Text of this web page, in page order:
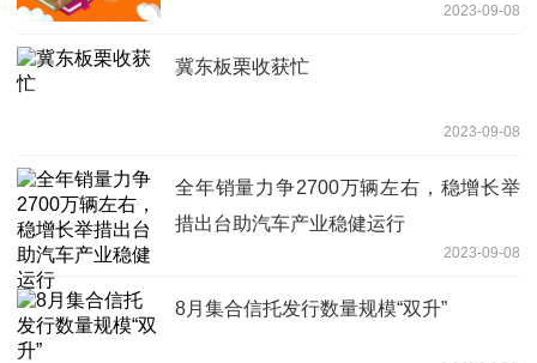
2023-09-08
冀东板栗收获忙
2023-09-08
全年销量力争2700万辆左右，稳增长举
措出台助汽车产业稳健运行
2023-09-08
8月集合信托发行数量规模“双升”